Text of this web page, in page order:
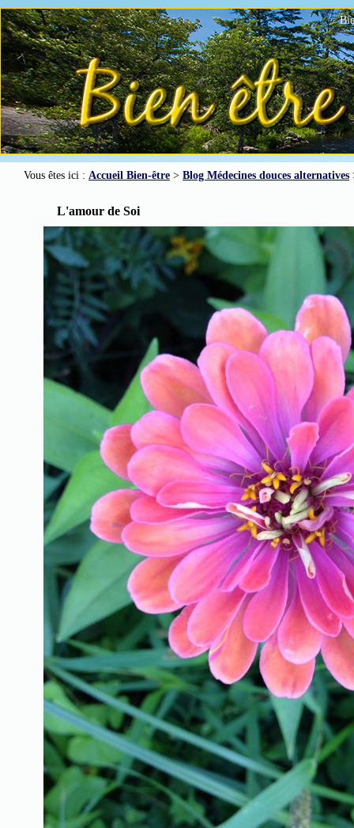
Vous êtes ici : Accueil Bien-être > Blog Médecines douces alternatives
L'amour de Soi